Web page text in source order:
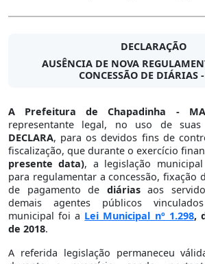
DECLARAÇÃO
AUSÊNCIA DE NOVA
CONCESSÃO DE DIÁRIAS
A Prefeitura de Chapadinha -
representante legal, no uso de suas
DECLARA, para os devidos fins de
fiscalização, que durante o exercício
presente data), a legislação
para regulamentar a concessão, fixação
de pagamento de diáriasaos
demais agentes públicos
municipal foi a Lei Municipal nº 1.298,
de 2018.
A referida legislação permaneceu